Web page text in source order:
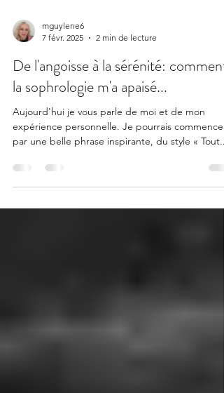
mguylene6
7 févr. 2025
2 min de lecture
De l'angoisse à la sérénité: comment
la sophrologie m'a apaisé...
Aujourd'hui je vous parle de moi et de mon